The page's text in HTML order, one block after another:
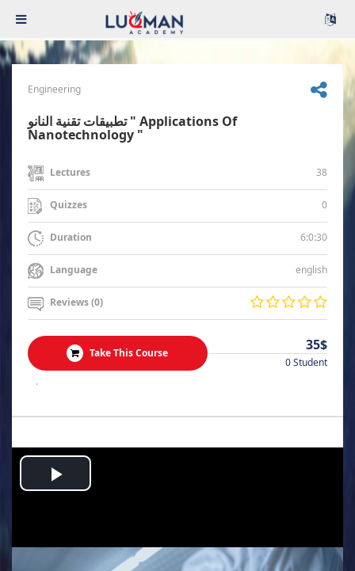
Engineering
تطبيقات تقنية النانو " Applications Of
Nanotechnology "
Lectures 38
Quizzes 0
Duration 6:0:30
Language english
Reviews (0)
Take This Course 35$
0 Student
.
Play